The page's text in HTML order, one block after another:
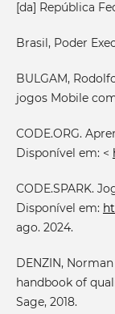
[da] República
Brasil, Poder
BULGAM,
jogos Mobile
CODE.ORG.
Disponível em: <
CODE.SPARK.
Disponível em:
ago. 2024.
DENZIN, Norman
handbook of
Sage, 2018.